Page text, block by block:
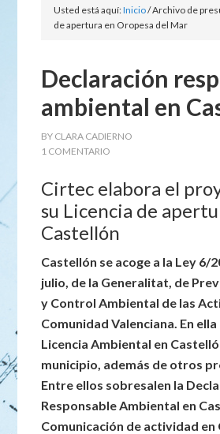
Usted está aquí:Inicio/Archivo de
de apertura en Oropesa del Mar
Declaración
ambiental en
BY CLARA CADIERNO
1 COMENTARIO
Cirtec elabora el
su Licencia de
Castellón
Castellón se acoge a la Ley 6/
julio, de la Generalitat, de
y Control Ambiental de las
Comunidad Valenciana. En ella
Licencia Ambiental en
municipio, además de otros
Entre ellos sobresalen la
Responsable Ambiental en
Comunicación de actividad en